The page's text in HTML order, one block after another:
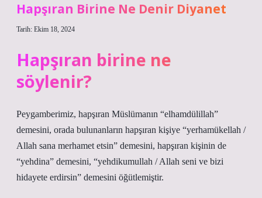
Hapşıran Birine Ne Denir Diyanet
Tarih: Ekim 18, 2024
Hapşıran birine ne
söylenir?
Peygamberimiz, hapşıran Müslümanın “elhamdülillah”
demesini, orada bulunanların hapşıran kişiye “yerhamükellah /
Allah sana merhamet etsin” demesini, hapşıran kişinin de
“yehdina” demesini, “yehdikumullah / Allah seni ve bizi
hidayete erdirsin” demesini öğütlemiştir.